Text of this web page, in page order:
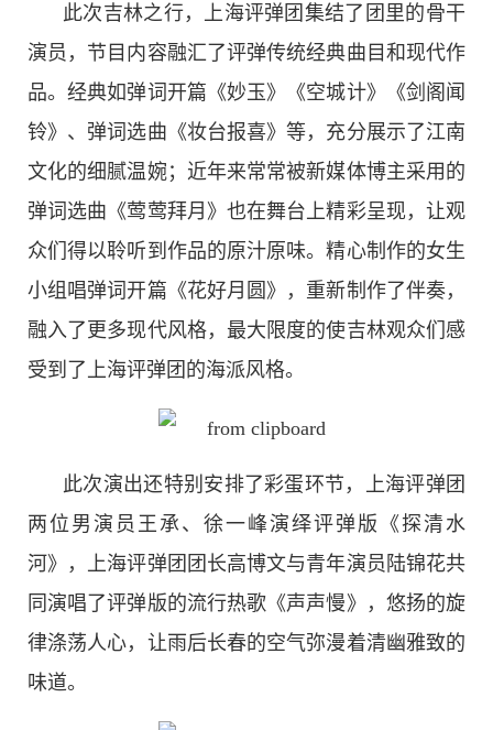
此次吉林之行，上海评弹团集结了团里的骨干
演员，节目内容融汇了评弹传统经典曲目和现代作
品。经典如弹词开篇《妙玉》《空城计》《剑阁闻
铃》、弹词选曲《妆台报喜》等，充分展示了江南
文化的细腻温婉；近年来常常被新媒体博主采用的
弹词选曲《莺莺拜月》也在舞台上精彩呈现，让观
众们得以聆听到作品的原汁原味。精心制作的女生
小组唱弹词开篇《花好月圆》，重新制作了伴奏，
融入了更多现代风格，最大限度的使吉林观众们感
受到了上海评弹团的海派风格。
此次演出还特别安排了彩蛋环节，上海评弹团
两位男演员王承、徐一峰演绎评弹版《探清水
河》，上海评弹团团长高博文与青年演员陆锦花共
同演唱了评弹版的流行热歌《声声慢》，悠扬的旋
律涤荡人心，让雨后长春的空气弥漫着清幽雅致的
味道。